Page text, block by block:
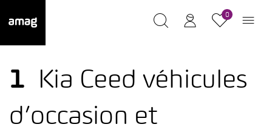
0
1
Kia Ceed véhicules
d’occasion et